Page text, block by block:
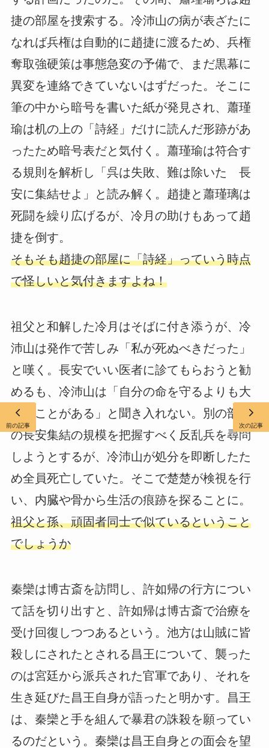
捷の部屋を捜索する。冷沛山の病が表ざたに
なれば兵権は自動的に趙捷に渡るため、兵権
奪取強硬策は事態急変の予備で、まだ黒幕に
異変を連絡できていないはずだった。そこに
筆の中から暗号を書いた紙が発見され、蕭瑾
瑜は机の上の「詩経」だけに読んだ形跡があ
ったため暗号表だと気付く。蕭瑾瑜は符合す
る規則を解析し「呉は失敗、難は除いた 長
安に集結せよ」と読み解く。趙捷と蕭瑾璃は
死闘を繰り広げるが、冷月の助けもあって趙
捷を倒す。
そもそも趙捷の部屋に「詩経」っていう時点
で怪しいと気付きますよね！
祖父と和解した冷月はそばに付き添うが、冷
沛山は発作で苦しみ「私が死ぬべきだった」
と嘆く。長安でいい医者に診てもらおうと勧
めるも、冷沛山は「自分の命を守るよりも大
事なことがある」と聞き入れない。別の部隊
の長安集結の規模を把握すべく反乱兵を尋問
しようとするが、冷沛山が処分を即断したた
め全員死亡していた。そこで楚楚が検視を行
い、内臓や骨から生活の痕跡を探ることに。
祖父と孫、頑固者同士で似ているということ
でしょうか
秦欒は博古斎を訪問し、許如帰の行方につい
て話を切り出すと、許如帰は博古斎で治療を
受け回復しつつあるという。池方は山賊に皆
殺しにされたとされる昌王について、襲った
のは宮廷から派兵された官軍であり、それを
生き延びた昌王自身が語ったと明かす。昌王
は、秦欒と手を組んで暴君の誅殺を願ってい
るのだという。秦欒は昌王自身との面会を望
前の記事 次の記事